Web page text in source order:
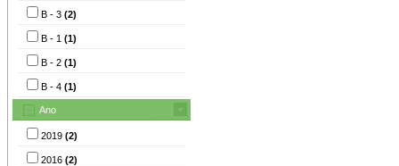
B - 3 (2)
B - 1 (1)
B - 2 (1)
B - 4 (1)
Ano
2019 (2)
2016 (2)